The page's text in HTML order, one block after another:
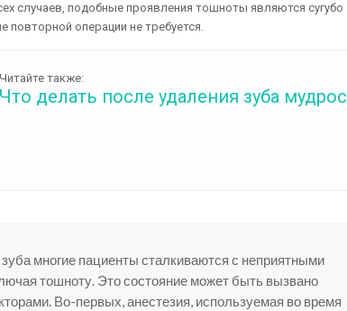
случаев, подобные проявления тошноты являются сугубо
повторной операции не требуется.
Читайте также:
Что делать после удаления зуба
многие пациенты сталкиваются с неприятными
тошноту. Это состояние может быть вызвано
Во-первых, анестезия, используемая во время